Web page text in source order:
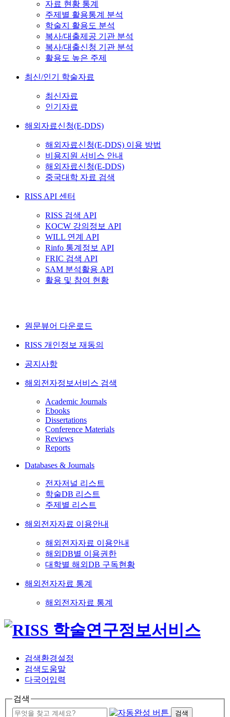
자료 현황 통계
주제별 활용통계 분석
학술지 활용도 분석
복사/대출제공 기관 분석
복사/대출신청 기관 분석
활용도 높은 주제
최신/인기 학술자료
최신자료
인기자료
해외자료신청(E-DDS)
해외자료신청(E-DDS) 이용 방법
비용지원 서비스 안내
해외자료신청(E-DDS)
중국대학 자료 검색
RISS API 센터
RISS 검색 API
KOCW 강의정보 API
WILL 연계 API
Rinfo 통계정보 API
FRIC 검색 API
SAM 분석활용 API
활용 및 참여 현황
원문뷰어 다운로드
RISS 개인정보 재동의
공지사항
해외전자정보서비스 검색
Academic Journals
Ebooks
Dissertations
Conference Materials
Reviews
Reports
Databases & Journals
전자저널 리스트
학술DB 리스트
주제별 리스트
해외전자자료 이용안내
해외전자자료 이용안내
해외DB별 이용권한
대학별 해외DB 구독현황
해외전자자료 통계
해외전자자료 통계
검색환경설정
검색도움말
다국어입력
검색
검색